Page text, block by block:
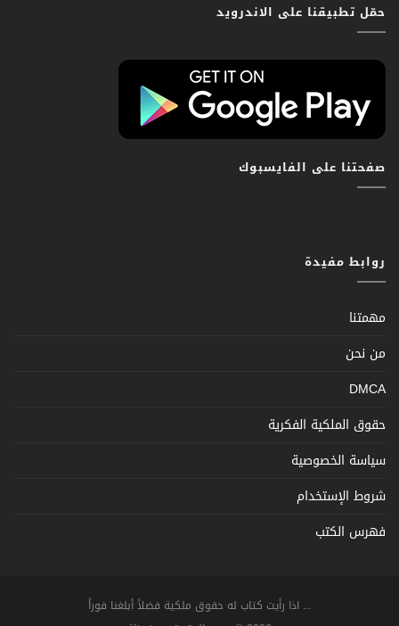
حمّل تطبيقنا على الاندرويد
صفحتنا على الفايسبوك
روابط مفيدة
مهمتنا
من نحن
DMCA
حقوق الملكية الفكرية
سياسة الخصوصية
شروط الإستخدام
فهرس الكتب
... اذا رأيت كتاب له حقوق ملكية فضلاً أبلغنا فوراً